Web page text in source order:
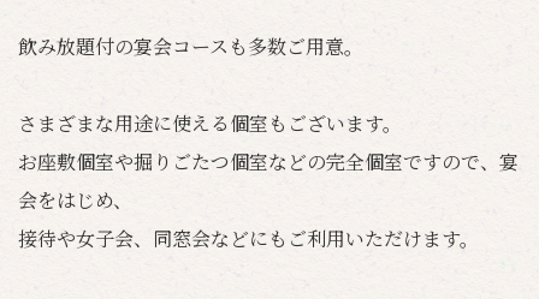
飲み放題付の宴会コースも多数ご用意。
さまざまな用途に使える個室もございます。
お座敷個室や掘りごたつ個室などの完全個室ですので、宴
会をはじめ、
接待や女子会、同窓会などにもご利用いただけます。